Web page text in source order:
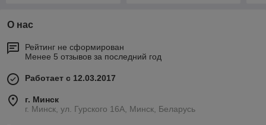
О нас
Рейтинг не сформирован
Менее 5 отзывов за последний год
Работает с 12.03.2017
г. Минск
г. Минск, ул. Гурского 16А, Минск, Беларусь